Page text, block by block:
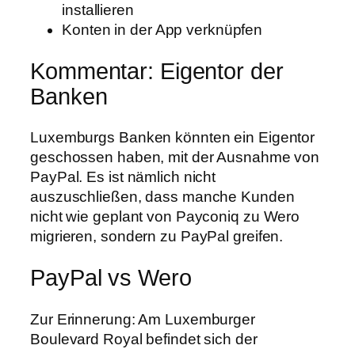
installieren
Konten in der App verknüpfen
Kommentar: Eigentor der
Banken
Luxemburgs Banken könnten ein Eigentor
geschossen haben, mit der Ausnahme von
PayPal. Es ist nämlich nicht
auszuschließen, dass manche Kunden
nicht wie geplant von Payconiq zu Wero
migrieren, sondern zu PayPal greifen.
PayPal vs Wero
Zur Erinnerung: Am Luxemburger
Boulevard Royal befindet sich der